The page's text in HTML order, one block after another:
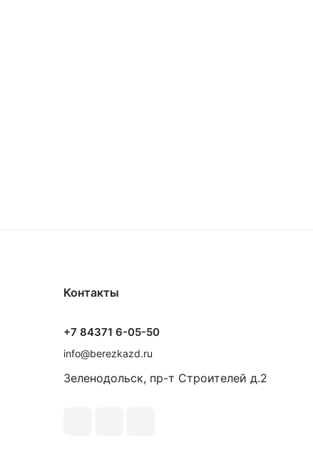
Контакты
+7 84371 6-05-50
info@berezkazd.ru
Зеленодольск, пр-т Строителей д.2